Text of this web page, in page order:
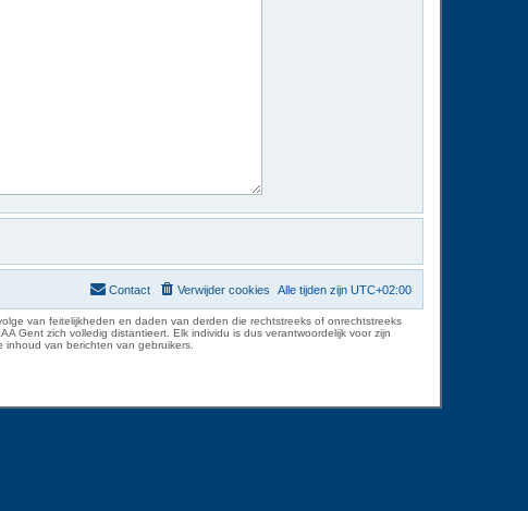
Alle tijden zijn UTC+02:00
Verwijder cookies
Contact
van feitelijkheden en daden van derden die rechtstreeks of onrechtstreeks
Gent zich volledig distantieert. Elk individu is dus verantwoordelijk voor zijn
van berichten van gebruikers.